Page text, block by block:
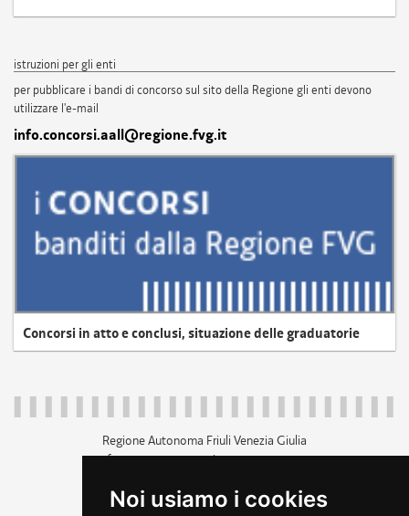
Noi usiamo i cookies
istruzioni per gli enti
per pubblicare i bandi di concorso sul sito della Regione gli enti devono
utilizzare l'e-mail
info.concorsi.aall@regione.fvg.it
Concorsi in atto e conclusi, situazione delle graduatorie
Regione Autonoma Friuli Venezia Giulia
c.f. 80014930327; p.iva 00526040324
+39 040 3771111